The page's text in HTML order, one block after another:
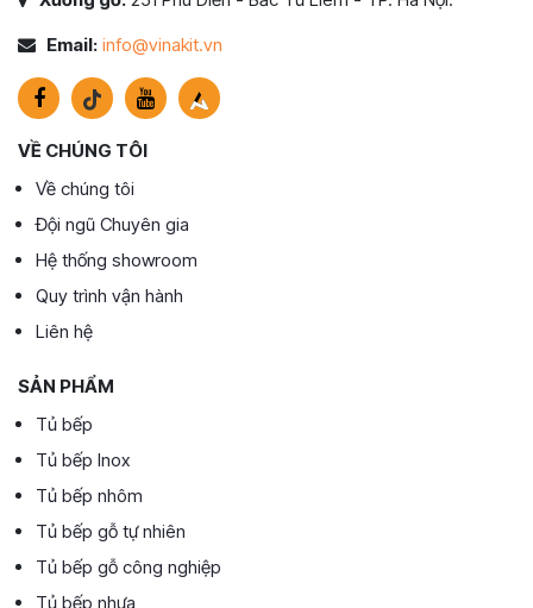
Email: info@vinakit.vn
VỀ CHÚNG TÔI
Về chúng tôi
Đội ngũ Chuyên gia
Hệ thống showroom
Quy trình vận hành
Liên hệ
SẢN PHẨM
Tủ bếp
Tủ bếp Inox
Tủ bếp nhôm
Tủ bếp gỗ tự nhiên
Tủ bếp gỗ công nghiệp
Tủ bếp nhựa